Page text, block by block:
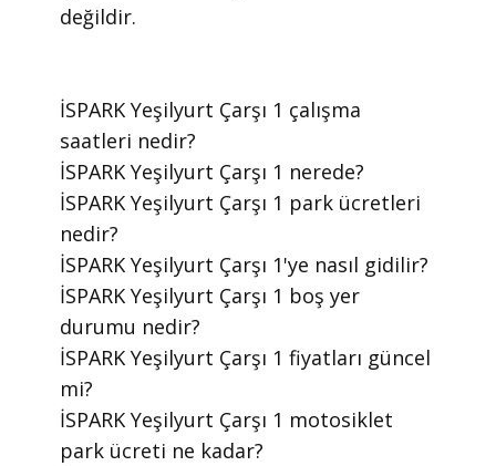
değildir.
​İSPARK Yeşilyurt Çarşı 1 çalışma
saatleri nedir?
​İSPARK Yeşilyurt Çarşı 1 nerede?
​İSPARK Yeşilyurt Çarşı 1 park ücretleri
nedir?
​İSPARK Yeşilyurt Çarşı 1'ye nasıl gidilir?
​İSPARK Yeşilyurt Çarşı 1 boş yer
durumu nedir?
​İSPARK Yeşilyurt Çarşı 1 fiyatları güncel
mi?
​İSPARK Yeşilyurt Çarşı 1 motosiklet
park ücreti ne kadar?